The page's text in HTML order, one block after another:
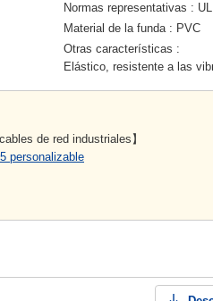
Normas representativas
UL
Material de la funda
PVC
Otras características
Elástico, resistente a las
de red industriales】
personalizable